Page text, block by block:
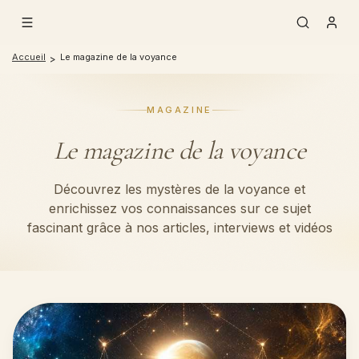
Accueil > Le magazine de la voyance
MAGAZINE
Le magazine de la voyance
Découvrez les mystères de la voyance et
enrichissez vos connaissances sur ce sujet
fascinant grâce à nos articles, interviews et vidéos